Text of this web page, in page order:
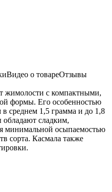
Видео о товареОтзывы
жимолости с компактными,
формы. Его особенностью
среднем 1,5 грамма и до 1,8
сладким,
минимальной осыпаемостью
сорта. Касмала также